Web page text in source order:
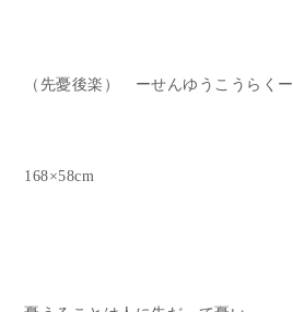
（先憂後楽） ーせんゆうこうらくー
168×58cm